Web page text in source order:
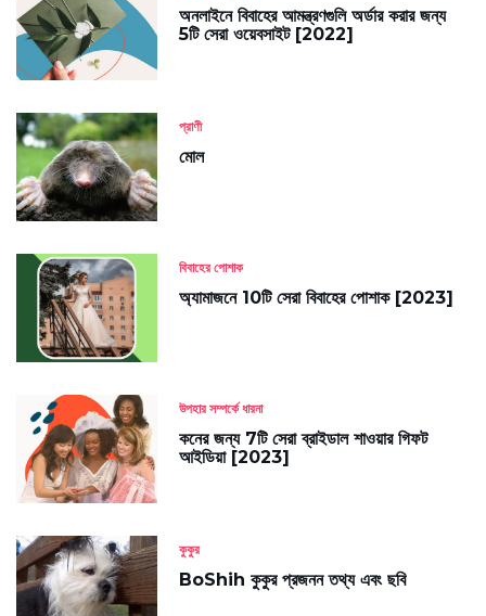
অনলাইনে বিবাহের আমন্ত্রণগুলি অর্ডার করার জন্য
5টি সেরা ওয়েবসাইট [2022]
প্রাণী
মোল
বিবাহের পোশাক
অ্যামাজনে 10টি সেরা বিবাহের পোশাক [2023]
উপহার সম্পর্কে ধারনা
কনের জন্য 7টি সেরা ব্রাইডাল শাওয়ার গিফট
আইডিয়া [2023]
কুকুর
BoShih কুকুর প্রজনন তথ্য এবং ছবি